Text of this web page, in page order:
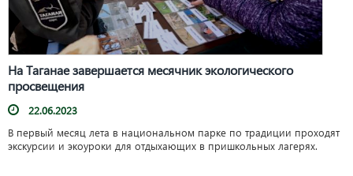
На Таганае завершается месячник экологического
просвещения
22.06.2023
В первый месяц лета в национальном парке по традиции проходят
экскурсии и экоуроки для отдыхающих в пришкольных лагерях.